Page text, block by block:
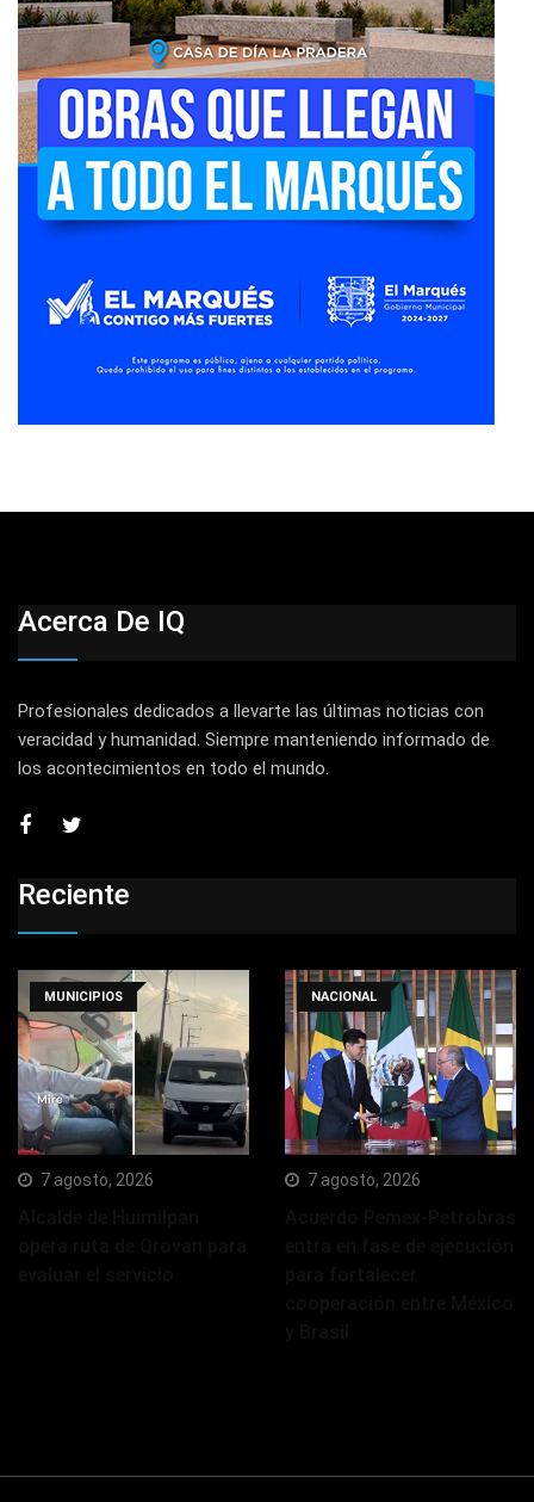
Acerca De IQ
Profesionales dedicados a llevarte las últimas noticias con
veracidad y humanidad. Siempre manteniendo informado de
los acontecimientos en todo el mundo.
Reciente
MUNICIPIOS
7 agosto, 2026
NACIONAL
7 agosto, 2026